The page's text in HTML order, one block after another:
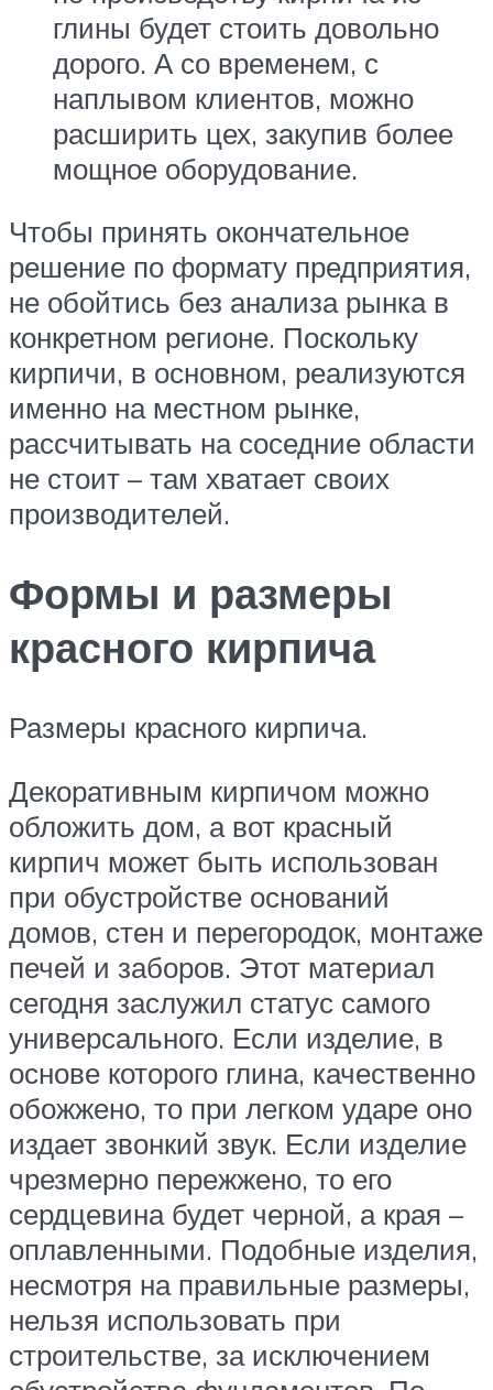
глины будет стоить довольно
дорого. А со временем, с
наплывом клиентов, можно
расширить цех, закупив более
мощное оборудование.
Чтобы принять окончательное
решение по формату предприятия,
не обойтись без анализа рынка в
конкретном регионе. Поскольку
кирпичи, в основном, реализуются
именно на местном рынке,
рассчитывать на соседние области
не стоит – там хватает своих
производителей.
Формы и размеры
красного кирпича
Размеры красного кирпича.
Декоративным кирпичом можно
обложить дом, а вот красный
кирпич может быть использован
при обустройстве оснований
домов, стен и перегородок, монтаже
печей и заборов. Этот материал
сегодня заслужил статус самого
универсального. Если изделие, в
основе которого глина, качественно
обожжено, то при легком ударе оно
издает звонкий звук. Если изделие
чрезмерно пережжено, то его
сердцевина будет черной, а края –
оплавленными. Подобные изделия,
несмотря на правильные размеры,
нельзя использовать при
строительстве, за исключением